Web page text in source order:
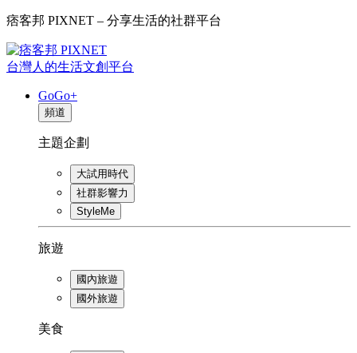
痞客邦 PIXNET – 分享生活的社群平台
台灣人的生活文創平台
GoGo+
頻道
主題企劃
大試用時代
社群影響力
StyleMe
旅遊
國內旅遊
國外旅遊
美食